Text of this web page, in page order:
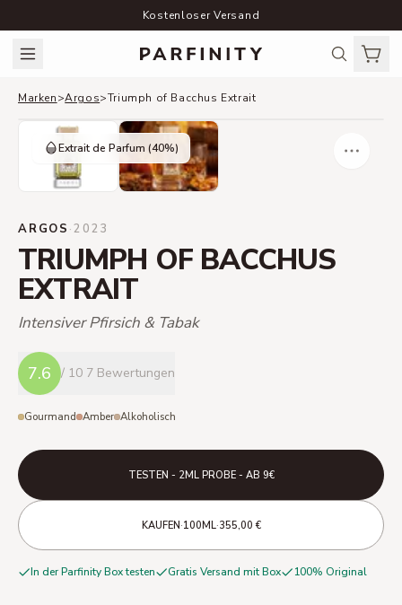
Kostenloser Versand
Marken>Argos>Triumph of Bacchus Extrait
Extrait de Parfum (40%)
ARGOS ·2023
TRIUMPH OF BACCHUS
EXTRAIT
Intensiver Pfirsich & Tabak
7.6 / 10 7 Bewertungen
Gourmand Amber Alkoholisch
TESTEN - 2ML PROBE - AB 9€
KAUFEN·100ML·355,00 €
In der Parfinity Box testen Gratis Versand mit Box 100% Original